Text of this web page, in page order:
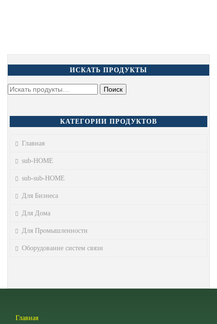
ИСКАТЬ ПРОДУКТЫ
КАТЕГОРИИ ПРОДУКТОВ
Главная
sub-HOME
sub-sub-HOME
Для Бизнеса
Для Дома
Для Промышленности
Оборудование систем связи
Главная